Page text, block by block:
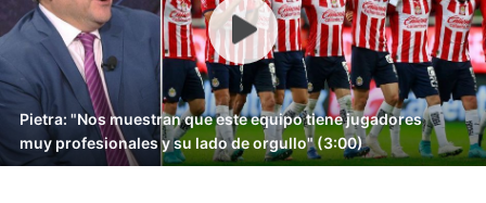
Pietra: "Nos muestran que este equipo tiene jugadores
muy profesionales y su lado de orgullo" (3:00)